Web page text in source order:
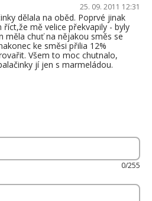
25. 09. 2011 12:31
dělala na oběd. Poprvé jinak
říct,že mě velice překvapily - byly
měla chuť na nějakou směs se
ke směsi přilia 12%
Všem to moc chutnalo,
jí jen s marmeládou.
0/255